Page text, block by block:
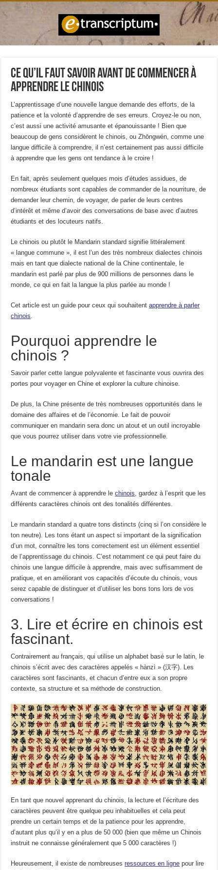
Ce qu’il faut savoir avant de commencer à
apprendre le chinois
L’apprentissage d’une nouvelle langue demande des efforts, de la
patience et la volonté d’apprendre de ses erreurs. Croyez-le ou non,
c’est aussi une activité amusante et épanouissante ! Bien que
beaucoup de gens considèrent le chinois, ou Zhōngwén, comme une
langue difficile à comprendre, il n’est certainement pas aussi difficile
à apprendre que les gens ont tendance à le croire !
En fait, après seulement quelques mois d’études assidues, de
nombreux étudiants sont capables de commander de la nourriture, de
demander leur chemin, de voyager, de parler de leurs centres
d’intérêt et même d’avoir des conversations de base avec d’autres
étudiants et des locuteurs natifs.
Le chinois ou plutôt le Mandarin standard signifie littéralement
« langue commune », il est l’un des très nombreux dialectes chinois
mais en tant que dialecte national de la Chine continentale, le
mandarin est parlé par plus de 900 millions de personnes dans le
monde, ce qui en fait la langue la plus parlée au monde !
Cet article est un guide pour ceux qui souhaitentapprendre à parler
chinois
Pourquoi apprendre le
chinois ?
Savoir parler cette langue polyvalente et fascinante vous ouvrira des
portes pour voyager en Chine et explorer la culture chinoise.
De plus, la Chine présente de très nombreuses opportunités dans le
domaine des affaires et de l’économie. Le fait de pouvoir
communiquer en mandarin sera donc un atout et un outil incroyable
que vous pourrez utiliser dans votre vie professionnelle.
Le mandarin est une langue
tonale
Avant de commencer à apprendre lechinois , gardez à l’esprit que les
différents caractères chinois ont des tonalités différentes.
Le mandarin standard a quatre tons distincts (cinq si l’on considère le
ton neutre). Les tons étant un aspect si important de la signification
d’un mot, connaître les tons correctement est un élément essentiel
de l’apprentissage du chinois. C’est notamment ce qui peut faire du
chinois une langue difficile à apprendre, mais avec suffisamment de
pratique, et en améliorant vos capacités d’écoute du chinois, vous
serez capable de distinguer et d’utiliser les bons tons lors de vos
conversations !
3. Lire et écrire en chinois est
fascinant.
Contrairement au français, qui utilise un alphabet basé sur le latin, le
chinois s’écrit avec des caractères appelés « hànzì » (汉字). Les
caractères sont fascinants, et chacun d’entre eux a son propre
contexte, sa structure et sa méthode de construction.
En tant que nouvel apprenant du chinois, la lecture et l’écriture des
caractères peuvent être quelque peu inhabituelles et cela peut
prendre un certain temps et de la patience pour les apprendre,
d’autant plus qu’il y en a plus de 50 000 (bien que même un Chinois
instruit ne connaisse généralement que 5 000 caractères !)
Heureusement, il existe de nombreusesressources en ligne pour lire